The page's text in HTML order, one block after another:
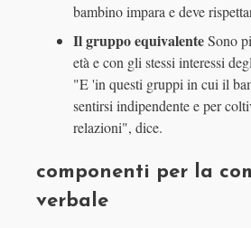
bambino impara e deve
Il gruppo equivalenteSono
età e con gli stessi interessi
"E 'in questi gruppi in cui il
sentirsi indipendente e per
relazioni", dice.
componenti per la
verbale